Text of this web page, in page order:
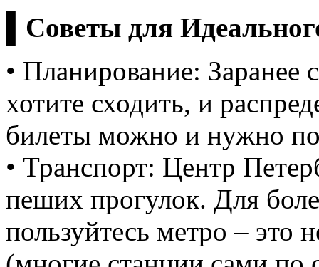
▌Советы для
• Планирование: Заранее
хотите сходить, и
билеты можно и нужно
• Транспорт: Центр
пеших прогулок. Для
пользуйтесь метро – это